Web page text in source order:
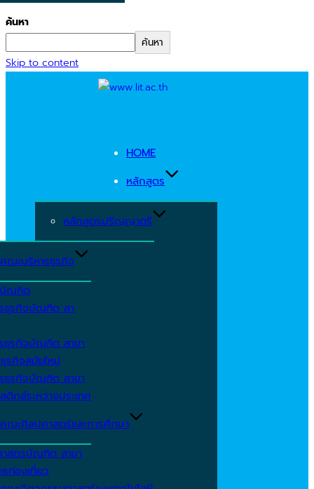
ค้นหา
ค้นหา
Skip to content
HOME
หลักสูตร
หลักสูตรปริญญาตรี
คณะบริหารธุรกิจ
ณฑิต
ธุรกิจบัณฑิต สา
ธุรกิจบัณฑิต สาขา
รกิจสมัยใหม่
ธุรกิจบัณฑิต สาขา
ติกส์ระหว่างประเทศ
คณะศิลปศาสตร์และการศึกษา
สตรบัณฑิต สาขา
ท่องเที่ยว